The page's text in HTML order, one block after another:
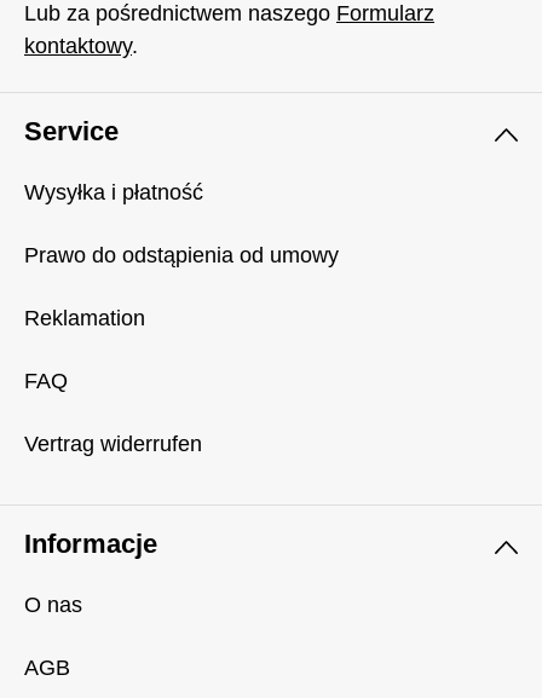
Lub za pośrednictwem naszego Formularz
kontaktowy.
Service
Wysyłka i płatność
Prawo do odstąpienia od umowy
Reklamation
FAQ
Vertrag widerrufen
Informacje
O nas
AGB